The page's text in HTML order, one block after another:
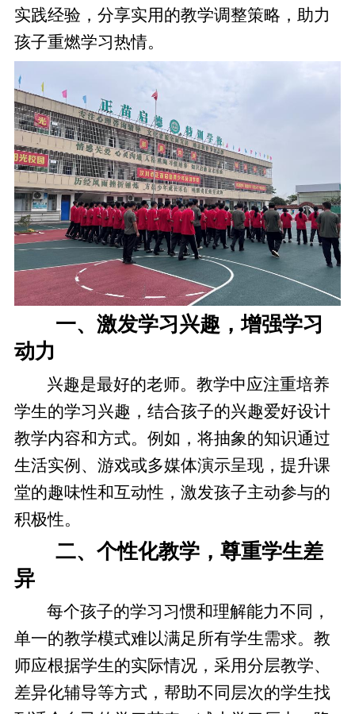
实践经验，分享实用的教学调整策略，助力
孩子重燃学习热情。
一、激发学习兴趣，增强学习
动力
兴趣是最好的老师。教学中应注重培养
学生的学习兴趣，结合孩子的兴趣爱好设计
教学内容和方式。例如，将抽象的知识通过
生活实例、游戏或多媒体演示呈现，提升课
堂的趣味性和互动性，激发孩子主动参与的
积极性。
二、个性化教学，尊重学生差
异
每个孩子的学习习惯和理解能力不同，
单一的教学模式难以满足所有学生需求。教
师应根据学生的实际情况，采用分层教学、
差异化辅导等方式，帮助不同层次的学生找